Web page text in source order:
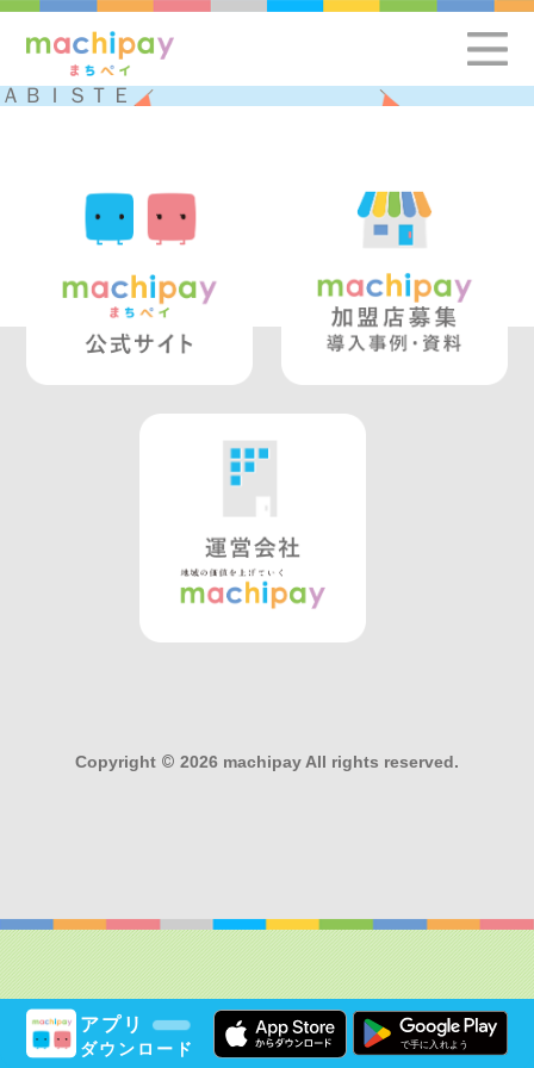
アプリ
ダウンロード
ＡＢＩＳＴＥ
Copyright © 2026 machipay All rights reserved.